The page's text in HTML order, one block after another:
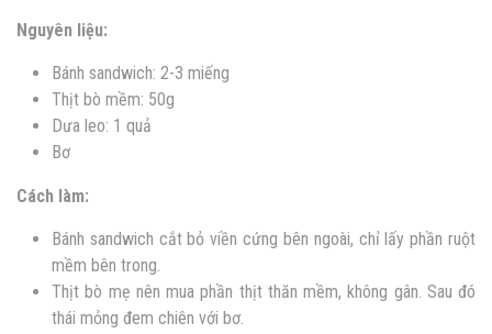
Nguyên liệu:
Bánh sandwich: 2-3 miếng
Thịt bò mềm: 50g
Dưa leo: 1 quả
Bơ
Cách làm:
Bánh sandwich cắt bỏ viền cứng bên ngoài, chỉ lấy phần ruột
mềm bên trong.
Thịt bò mẹ nên mua phần thịt thăn mềm, không gân. Sau đó
thái mỏng đem chiên với bơ.